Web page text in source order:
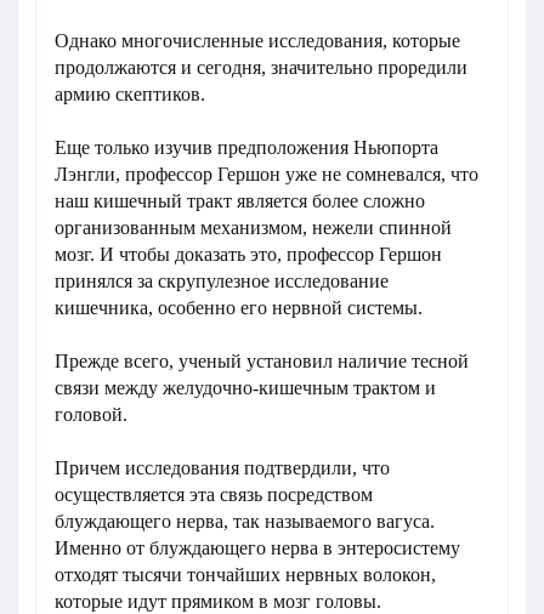
Однако многочисленные исследования, которые
продолжаются и сегодня, значительно проредили
армию скептиков.
Еще только изучив предположения Ньюпорта
Лэнгли, профессор Гершон уже не сомневался, что
наш кишечный тракт является более сложно
организованным механизмом, нежели спинной
мозг. И чтобы доказать это, профессор Гершон
принялся за скрупулезное исследование
кишечника, особенно его нервной системы.
Прежде всего, ученый установил наличие тесной
связи между желудочно-кишечным трактом и
головой.
Причем исследования подтвердили, что
осуществляется эта связь посредством
блуждающего нерва, так называемого вагуса.
Именно от блуждающего нерва в энтеросистему
отходят тысячи тончайших нервных волокон,
которые идут прямиком в мозг головы.